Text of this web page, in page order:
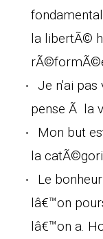
la libertÃ©
Je n'ai
pense Ã la
Mon but
la
Le
lâ€™on
lâ€™on a.